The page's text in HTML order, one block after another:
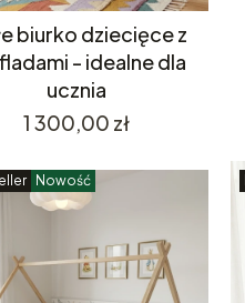
biurko dziecięce z
- idealne dla
ucznia
Cena
1 300,00 zł
Nowość